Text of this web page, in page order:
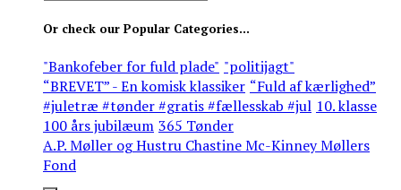
Or check our Popular Categories...
"Bankofeber for fuld plade" "politijagt"
“BREVET” - En komisk klassiker “Fuld af kærlighed”
#juletræ #tønder #gratis #fællesskab #jul 10. klasse
100 års jubilæum 365 Tønder
A.P. Møller og Hustru Chastine Mc-Kinney Møllers
Fond